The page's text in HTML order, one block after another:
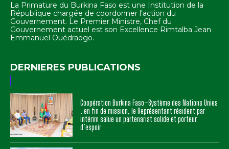
La Primature du Burkina Faso est une Institution de la
République chargée de coordonner l'action du
Gouvernement. Le Premier Ministre, Chef du
Gouvernement actuel est son Excellence Rimtalba Jean
Emmanuel Ouédraogo.
DERNIERES PUBLICATIONS
Coopération Burkina Faso–Système des Nations Unies
: en fin de mission, le Représentant résident par
intérim salue un partenariat solide et porteur
d’espoir